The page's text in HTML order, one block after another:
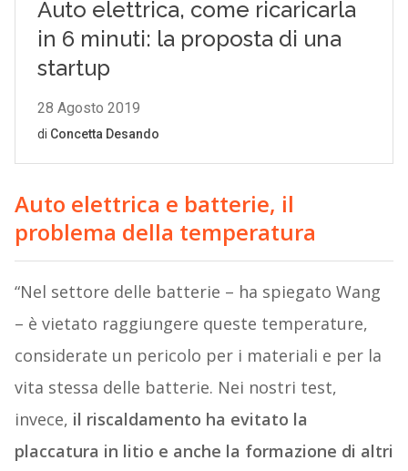
Auto elettrica e batterie, il
problema della temperatura
“Nel settore delle batterie – ha spiegato Wang
– è vietato raggiungere queste temperature,
considerate un pericolo per i materiali e per la
vita stessa delle batterie. Nei nostri test,
invece, il riscaldamento ha evitato la
placcatura in litio e anche la formazione di altri